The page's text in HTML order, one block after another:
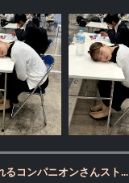
るコンパニオンさんスト...